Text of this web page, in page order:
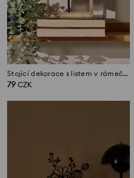
Stojící dekorace s listem v rámečku
79 CZK